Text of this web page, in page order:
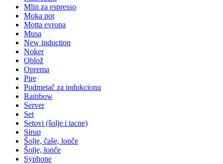
Mlin za espresso
Moka pot
Motta evropa
Musa
New induction
Noker
Oblož
Oprema
Pire
Podmetač za indukcionu
Rainbow
Server
Set
Setovi (šolje i tacne)
Sirup
Šolje, čaše, lonče
Šolje, lonče
Syphone